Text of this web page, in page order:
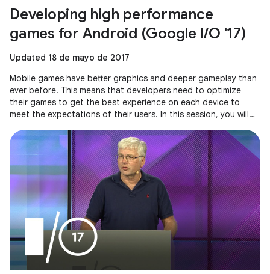
Developing high performance
games for Android (Google I/O '17)
Updated 18 de mayo de 2017
Mobile games have better graphics and deeper gameplay than
ever before. This means that developers need to optimize
their games to get the best experience on each device to
meet the expectations of their users. In this session, you will